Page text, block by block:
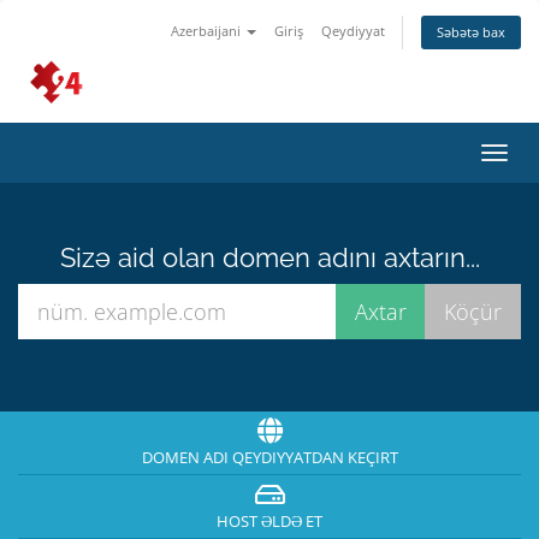
Azerbaijani Giriş Qeydiyyat Səbətə bax
keçid
Sizə aid olan domen adını axtarın...
DOMEN ADI QEYDIYYATDAN KEÇIRT
HOST ƏLDƏ ET